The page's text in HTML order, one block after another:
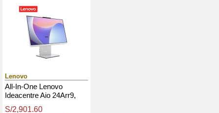
Lenovo
All-In-One Lenovo
Ideacentre Aio 24Arr9,
S/2,901.60